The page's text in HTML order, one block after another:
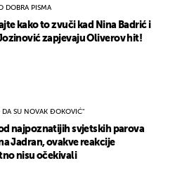
DOBRA PISMA
kako to zvuči kad Nina Badrić i
zapjevaju Oliverov hit!
DA SU NOVAK ĐOKOVIĆ"
najpoznatijih svjetskih parova
Jadran, ovakve reakcije
nisu očekivali